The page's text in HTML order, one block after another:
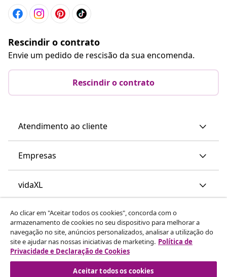
Rescindir o contrato
Envie um pedido de rescisão da sua encomenda.
Rescindir o contrato
Atendimento ao cliente
Empresas
vidaXL
Descubra mais
Ao clicar em "Aceitar todos os cookies", concorda com o
armazenamento de cookies no seu dispositivo para melhorar a
navegação no site, anúncios personalizados, analisar a utilização do
site e ajudar nas nossas iniciativas de marketing. Política de
Privacidade e Declaração de Cookies
Aceitar todos os cookies